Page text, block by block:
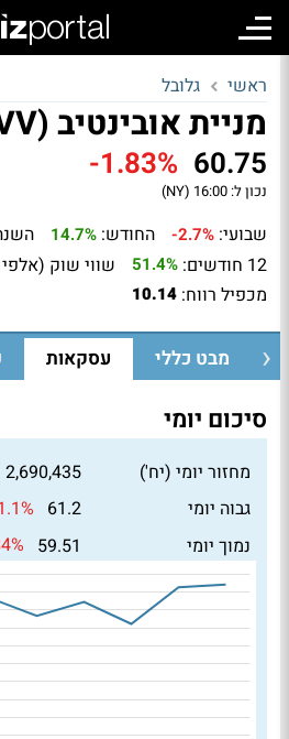
ראשי גלובל
מניית אובינטיב (OVV)
60.75
-1.83%
נכון ל: 16:00 (NY)
שבועי: -2.7% החודש: 14.7%
12 חודשים: 51.4% שווי שוק
מכפיל רווח: 10.14
מבט כללי עסקאות
סיכום יומי
מחזור יומי (יח')
2,690,435
גבוה יומי
61.2
נמוך יומי
59.51